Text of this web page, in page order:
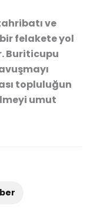
ve
felakete yol
. Buriticupu
topluluğun
umut